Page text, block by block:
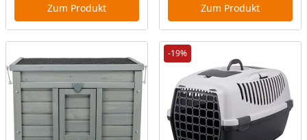
Zum Produkt Zum Produkt
-19%